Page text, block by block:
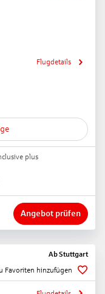
Flugdetails
plus
Angebot prüfen
AbStuttgart
Favoriten hinzufügen